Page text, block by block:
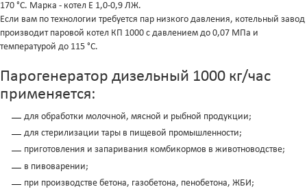
170 °С. Марка - котел Е 1,0-0,9 ЛЖ.
Если вам по технологии требуется пар низкого давления, котельный завод
производит паровой котел КП 1000 с давлением до 0,07 МПа и
температурой до 115 °С.
Парогенератор дизельный 1000 кг/час
применяется:
для обработки молочной, мясной и рыбной продукции;
для стерилизации тары в пищевой промышленности;
приготовления и запаривания комбикормов в животноводстве;
в пивоварении;
при производстве бетона, газобетона, пенобетона, ЖБИ;